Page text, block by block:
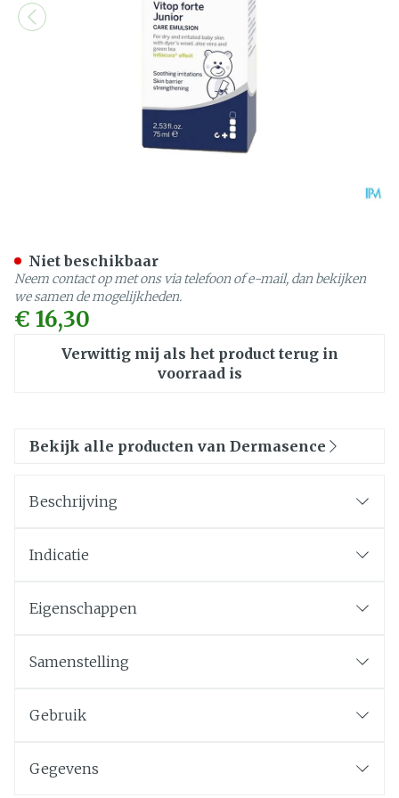
€ 16,30
Verwittig mij als het product terug in
voorraad is
Niet beschikbaar
Neem contact op met ons via telefoon of e-mail, dan bekijken
we samen de mogelijkheden.
Bekijk alle producten van Dermasence
Beschrijving
Indicatie
Eigenschappen
Samenstelling
Gebruik
Gegevens